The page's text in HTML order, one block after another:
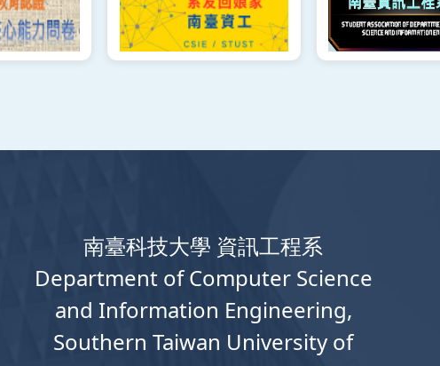
南臺科技大學 資訊工程系
Department of Computer Science
and Information Engineering,
Southern Taiwan University of